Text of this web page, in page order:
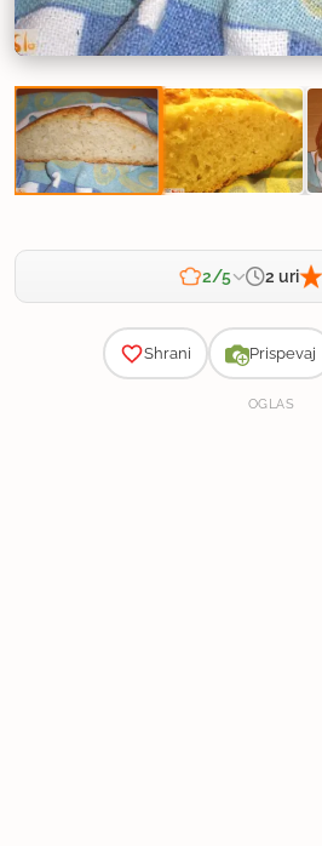
2/5 2 uri
Shrani Prispevaj
OGLAS